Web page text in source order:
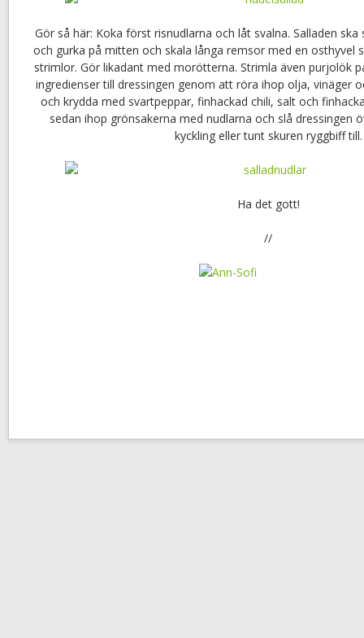
Gör så här: Koka först risnudlarna och låt svalna. Salladen ska
och gurka på mitten och skala långa remsor med en osthyvel
strimlor. Gör likadant med morötterna. Strimla även purjolök
ingredienser till dressingen genom att röra ihop olja, vinäger
och krydda med svartpeppar, finhackad chili, salt och
sedan ihop grönsakerna med nudlarna och slå dressingen
kyckling eller tunt skuren ryggbiff till.
Ha det gott!
//